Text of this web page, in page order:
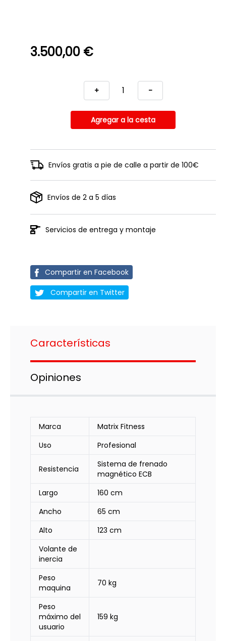
3.500,00 €
+ -
Envíos gratis a pie de calle a partir de 100€
Envíos de 2 a 5 días
Servicios de entrega y montaje
Compartir en Facebook
Compartir en Twitter
Características
Opiniones
Marca
Matrix Fitness
Uso
Profesional
Resistencia
Sistema de frenado
magnético ECB
Largo
160 cm
Ancho
65 cm
Alto
123 cm
Volante de
inercia
Peso
maquina
70 kg
Peso
máximo del
usuario
159 kg